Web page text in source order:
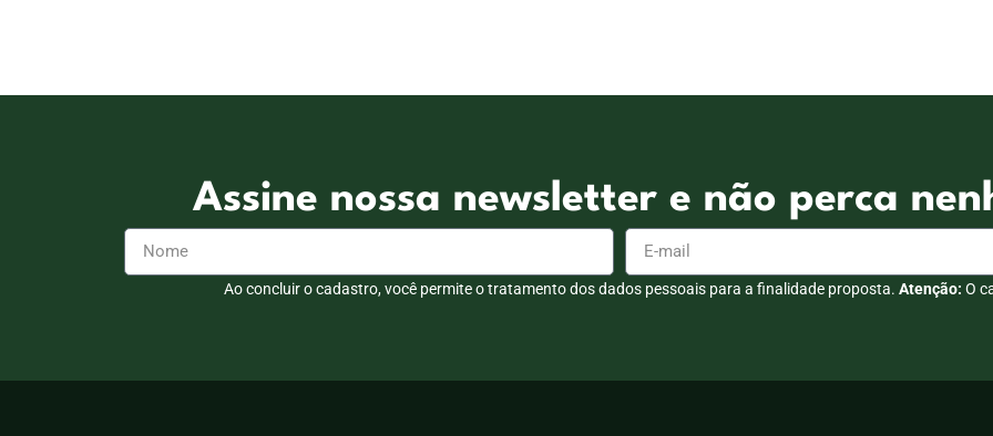
Assine nossa newsletter e não perca
Ao concluir o cadastro, você permite o tratamento dos dados pessoais para a finalidade proposta. Atenção: O